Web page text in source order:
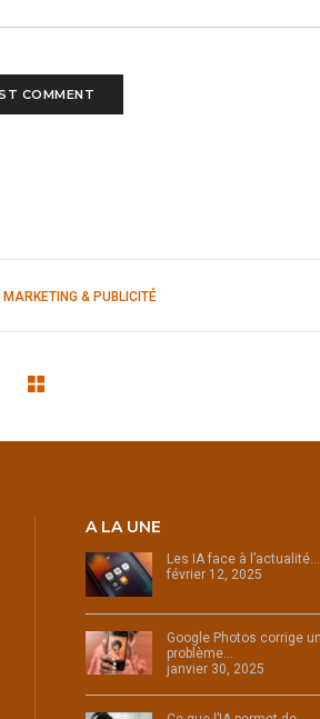
MARKETING & PUBLICITÉ
A LA UNE
Les IA face à l’actualité…
février 12, 2025
Google Photos corrige un
problème…
janvier 30, 2025